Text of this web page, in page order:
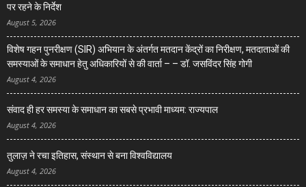
पर रहने के निर्देश
August 5, 2026
विशेष गहन पुनरीक्षण (SIR) अभियान के अंतर्गत मतदान केंद्रों का निरीक्षण, मतदाताओं की
समस्याओं के समाधान हेतु अधिकारियों से की वार्ता – – डॉ. जसविंदर सिंह गोगी
August 4, 2026
संवाद ही हर समस्या के समाधान का सबसे प्रभावी माध्यम: राज्यपाल
August 4, 2026
तुलाज़ ने रचा इतिहास, संस्थान से बना विश्वविद्यालय
August 4, 2026